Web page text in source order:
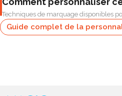
Techniques de marquage disponibles
Guide complet de la